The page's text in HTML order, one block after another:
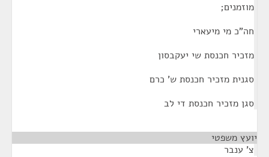
מוזמנים;
חה"כ מי מיעארי
מזכיר חכנסת שי יעקבסון
סגנית מזכיר חכנסת ש' כרם
סגן מזכיר חכנסת די לב
יועץ משפטי
צ' ענבר